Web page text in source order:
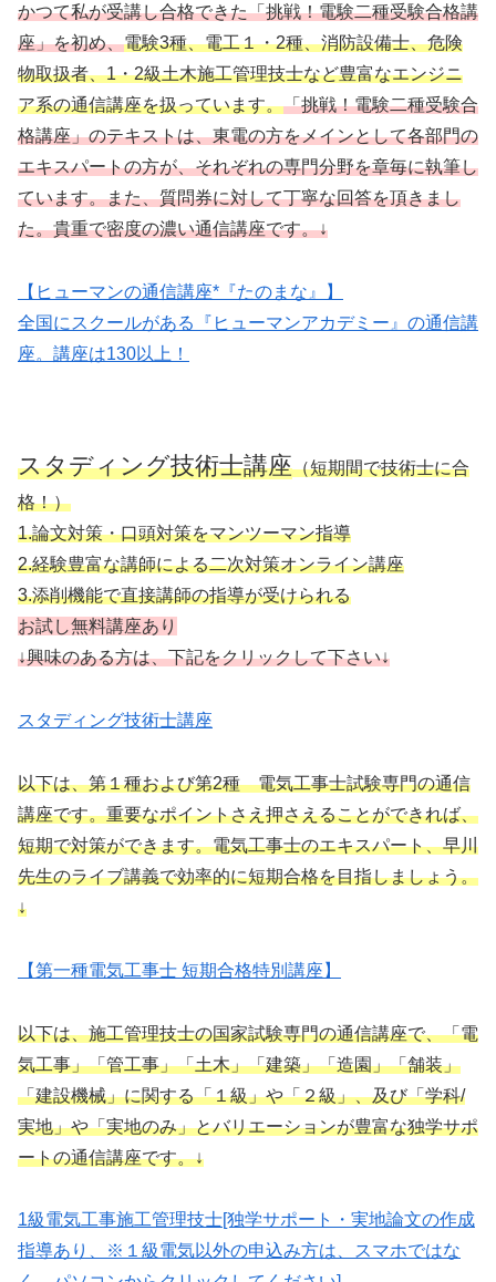
かつて私が受講し合格できた「挑戦！電験二種受験合格講
座」を初め、電験3種、電工１・2種、消防設備士、危険
物取扱者、1・2級土木施工管理技士など豊富なエンジニ
ア系の通信講座を扱っています。「挑戦！電験二種受験合
格講座」のテキストは、東電の方をメインとして各部門の
エキスパートの方が、それぞれの専門分野を章毎に執筆し
ています。また、質問券に対して丁寧な回答を頂きまし
た。貴重で密度の濃い通信講座です。↓
【ヒューマンの通信講座*『たのまな』】
全国にスクールがある『ヒューマンアカデミー』の通信講
座。講座は130以上！
スタディング技術士講座（短期間で技術士に合
格！）
1.論文対策・口頭対策をマンツーマン指導
2.経験豊富な講師による二次対策オンライン講座
3.添削機能で直接講師の指導が受けられる
お試し無料講座あり
↓興味のある方は、下記をクリックして下さい↓
スタディング技術士講座
以下は、第１種および第2種 電気工事士試験専門の通信
講座です。重要なポイントさえ押さえることができれば、
短期で対策ができます。電気工事士のエキスパート、早川
先生のライブ講義で効率的に短期合格を目指しましょう。
↓
【第一種電気工事士 短期合格特別講座】
以下は、施工管理技士の国家試験専門の通信講座で、「電
気工事」「管工事」「土木」「建築」「造園」「舗装」
「建設機械」に関する「１級」や「２級」、及び「学科/
実地」や「実地のみ」とバリエーションが豊富な独学サポ
ートの通信講座です。↓
1級電気工事施工管理技士[独学サポート・実地論文の作成
指導あり、※１級電気以外の申込み方は、スマホではな